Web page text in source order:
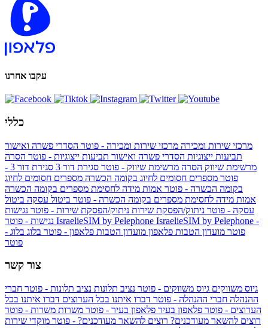
עקבו אחרנו
כללי
מרכזי שירות ומכירה מרכזי שירות ומכירה - פוטר הסדרי פשרה ואישור
תביעות ייצוגיות הסדרי פשרה ואישור תביעות ייצוגיות - פוטר הסרה
מרשימת שיווק הסרה מרשימת שיווק - פוטר סגירת דור 3
סגירת דור 3 -
פוטר מספרים חסומים לחיוג בקומה הכשרה מספרים חסומים לחיוג
בקומה הכשרה - פוטר אמות מידה לחסימת מספרים בקומה הכשרה
אמות מידה לחסימת מספרים בקומה הכשרה - פוטר ביטול עסקה ביטול
עסקה - פוטר ניתוק/הפסקת שירות ניתוק/הפסקת שירות - פוטר נגישות
IsraelieSIM by Pelephone IsraelieSIM by Pelephone -
פוטר מועדון הטבות פלאפון מועדון הטבות פלאפון - פוטר בלוג בלוג -
פוטר
צור קשר
גיוס משווקים גיוס משווקים - פוטר נציב תלונות נציב תלונות - פוטר חברי
ההנהלה חברי ההנהלה - פוטר דברו איתנו בכל הערוצים דברו איתנו בכל
הערוצים - פוטר פלאפון בעיר פלאפון בעיר - פוטר משרות משרות - פוטר
רוצים להשאר מעודכנים? רוצים להשאר מעודכנים? - פוטר מוקדי שירות